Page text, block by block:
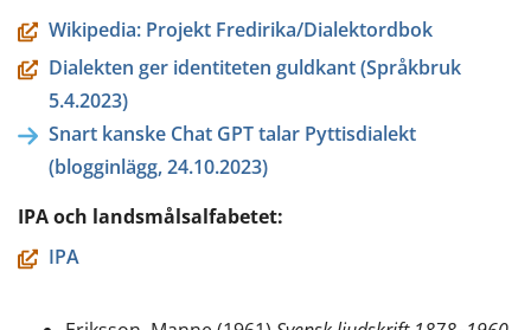
Wikipedia: Projekt Fredirika/Dialektordbok
Dialekten ger identiteten guldkant (Språkbruk
5.4.2023)
Snart kanske Chat GPT talar Pyttisdialekt
(blogginlägg, 24.10.2023)
IPA och landsmålsalfabetet:
IPA